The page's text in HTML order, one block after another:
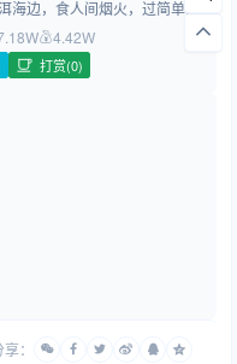
边，食人间烟火，过简单生
！
4.42W
打赏(0)
：